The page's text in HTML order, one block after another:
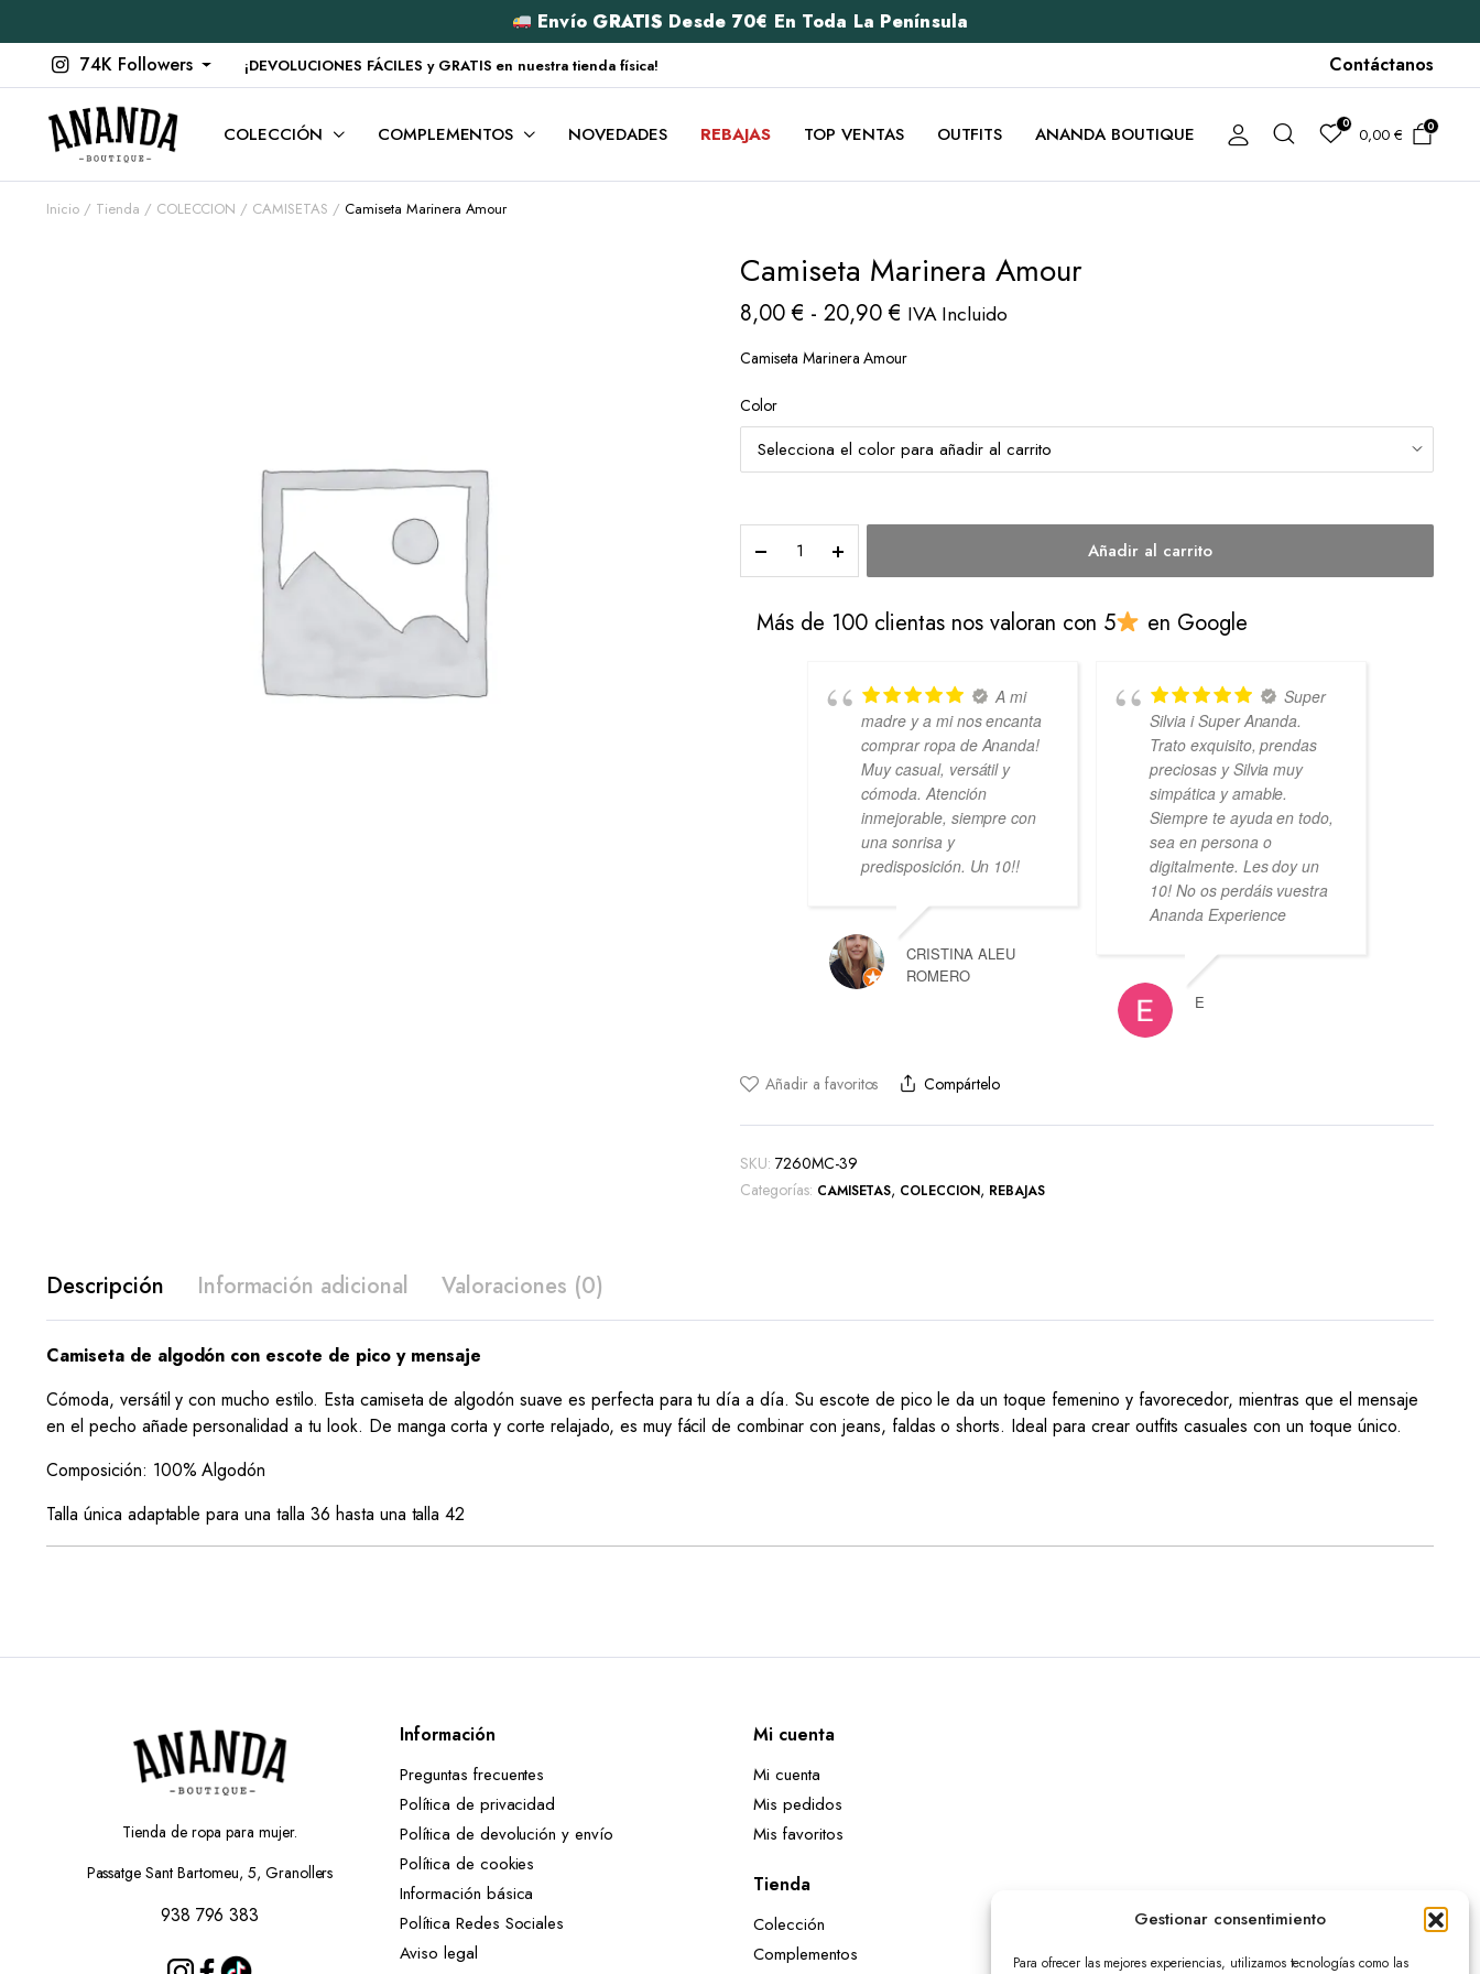
Gestionar consentimiento
Para ofrecer las mejores experiencias, utilizamos tecnologías como las
Envío GRATIS Desde 70€ En Toda La Península
74K Followers
¡DEVOLUCIONES FÁCILES y GRATIS en nuestra tienda física! Contáctanos
COLECCIÓN COMPLEMENTOS NOVEDADES REBAJAS TOP VENTAS OUTFITS ANANDA BOUTIQUE 0
0,00€ 0
Inicio Tienda COLECCION CAMISETAS Camiseta Marinera Amour
Camiseta Marinera Amour
8,00€ - 20,90€ IVA Incluido
Camiseta Marinera Amour
Color
Añadir al carrito
Más de 100 clientas nos valoran con 5 en Google
A mi
madre y a mi nos encanta
comprar ropa de Ananda!
Muy casual, versátil y
cómoda. Atención
inmejorable, siempre con
una sonrisa y
predisposición. Un 10!!
CRISTINA ALEU
ROMERO
Super
Silvia i Super Ananda.
Trato exquisito, prendas
preciosas y Silvia muy
simpática y amable.
Siempre te ayuda en todo,
sea en persona o
digitalmente. Les doy un
10! No os perdáis vuestra
Ananda Experience
E
Añadir a favoritos Compártelo
SKU: 7260MC-39
Categorías: CAMISETAS, COLECCION, REBAJAS
Descripción Información adicional Valoraciones (0)
Camiseta de algodón con escote de pico y mensaje
Cómoda, versátil y con mucho estilo. Esta camiseta de algodón suave es perfecta para tu día a día. Su escote de pico le da un toque femenino y favorecedor, mientras que el mensaje
en el pecho añade personalidad a tu look. De manga corta y corte relajado, es muy fácil de combinar con jeans, faldas o shorts. Ideal para crear outfits casuales con un toque único.
Composición: 100% Algodón
Talla única adaptable para una talla 36 hasta una talla 42
Tienda de ropa para mujer.
Passatge Sant Bartomeu, 5, Granollers
938 796 383
Información
Preguntas frecuentes
Política de privacidad
Política de devolución y envío
Política de cookies
Información básica
Política Redes Sociales
Aviso legal
Mi cuenta
Mi cuenta
Mis pedidos
Mis favoritos
Tienda
Colección
Complementos